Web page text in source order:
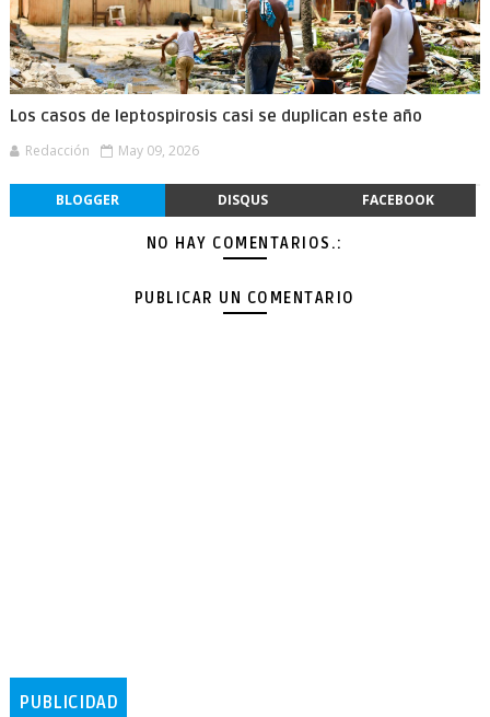
Los casos de leptospirosis casi se duplican este año
Redacción May 09, 2026
BLOGGER DISQUS FACEBOOK
NO HAY COMENTARIOS.:
PUBLICAR UN COMENTARIO
PUBLICIDAD